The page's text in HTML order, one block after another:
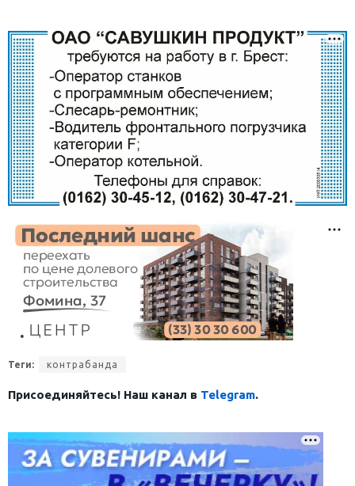
Теги: контрабанда
Присоединяйтесь! Наш канал в Telegram.